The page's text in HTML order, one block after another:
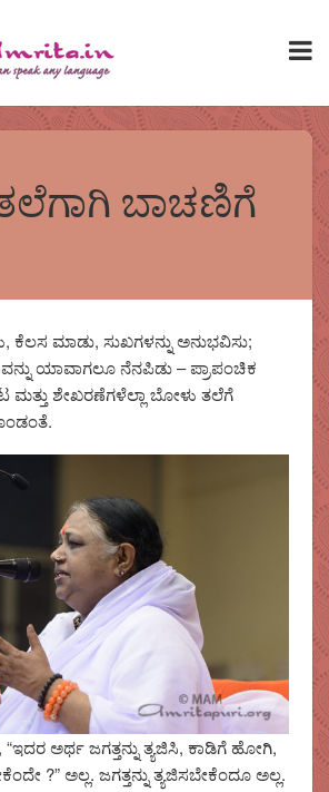
ಬಾಚಣಿಗೆ
ಕೆಲಸ ಮಾಡು, ಸುಖಗಳನ್ನು ಅನುಭವಿಸು;
ಯಾವಾಗಲೂ ನೆನಪಿಡು – ಪ್ರಾಪಂಚಿಕ
ಮತ್ತು ಶೇಖರಣೆಗಳೆಲ್ಲಾ ಬೋಳು ತಲೆಗೆ
“ಇದರ ಅರ್ಥ ಜಗತ್ತನ್ನು ತ್ಯಜಿಸಿ, ಕಾಡಿಗೆ ಹೋಗಿ,
?” ಅಲ್ಲ. ಜಗತ್ತನ್ನು ತ್ಯಜಿಸಬೇಕೆಂದೂ ಅಲ್ಲ.